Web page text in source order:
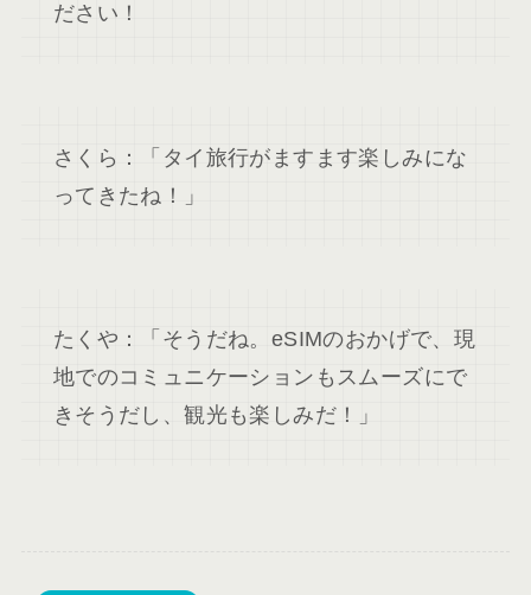
ださい！
さくら：「タイ旅行がますます楽しみにな
ってきたね！」
たくや：「そうだね。eSIMのおかげで、現
地でのコミュニケーションもスムーズにで
きそうだし、観光も楽しみだ！」